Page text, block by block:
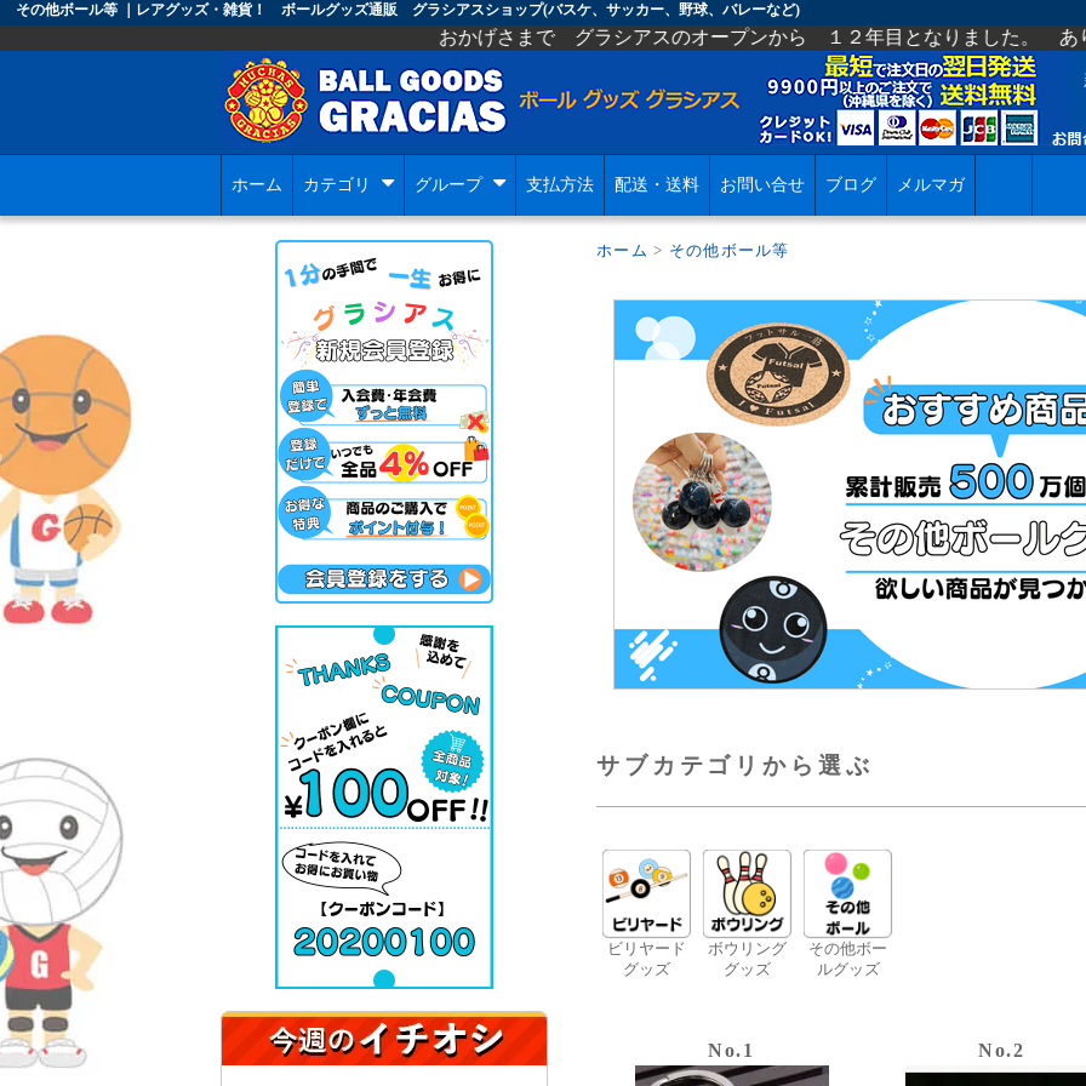
その他ボール等 ｜レアグッズ・雑貨！ ボールグッズ通販 グラシアスショップ(バスケ、サッカー、野球、バレーなど)
おかげさまで グラシアスのオープンから １２年目となりました。 ありがとうございま
ホーム カテゴリ グループ 支払方法 配送・送料 お問い合せ ブログ メルマガ
ホーム > その他ボール等
サブカテゴリから選ぶ
ビリヤード
グッズ
ボウリング
グッズ
その他ボー
ルグッズ
No.1 No.2